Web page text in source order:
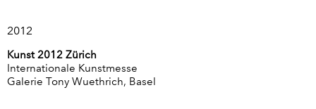
2012
Kunst 2012 Zürich
Internationale Kunstmesse
Galerie Tony Wuethrich, Basel